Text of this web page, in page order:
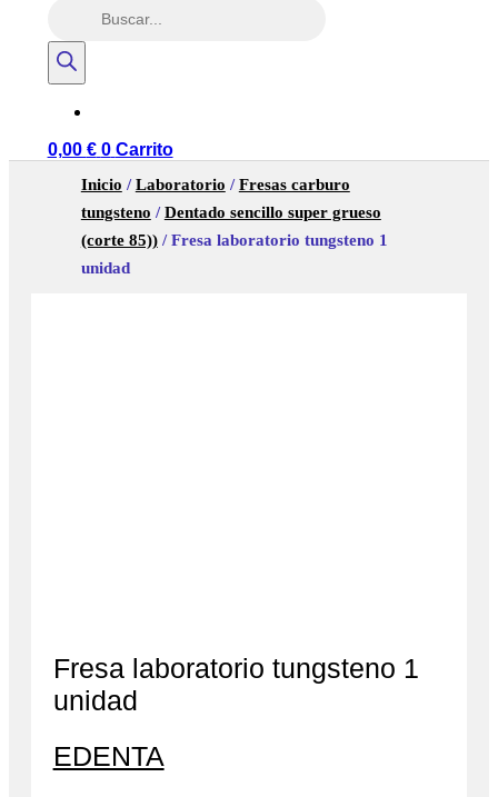
0,00 € 0 Carrito
Inicio /Laboratorio /Fresas carburo
tungsteno /Dentado sencillo super grueso
(corte 85))/ Fresa laboratorio tungsteno 1
unidad
Fresa laboratorio tungsteno 1
unidad
EDENTA